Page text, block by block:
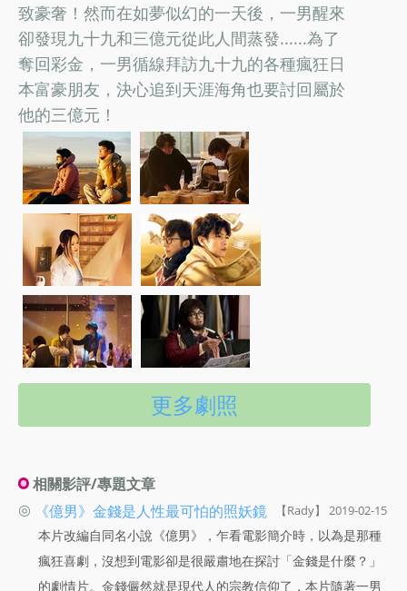
致豪奢！然而在如夢似幻的一天後，一男醒來
卻發現九十九和三億元從此人間蒸發......為了
奪回彩金，一男循線拜訪九十九的各種瘋狂日
本富豪朋友，決心追到天涯海角也要討回屬於
他的三億元！
更多劇照
相關影評/專題文章
◎
《億男》金錢是人性最可怕的照妖鏡 【Rady】 2019-02-15
本片改編自同名小說《億男》，乍看電影簡介時，以為是那種
瘋狂喜劇，沒想到電影卻是很嚴肅地在探討「金錢是什麼？」
的劇情片。金錢儼然就是現代人的宗教信仰了，本片隨著一男